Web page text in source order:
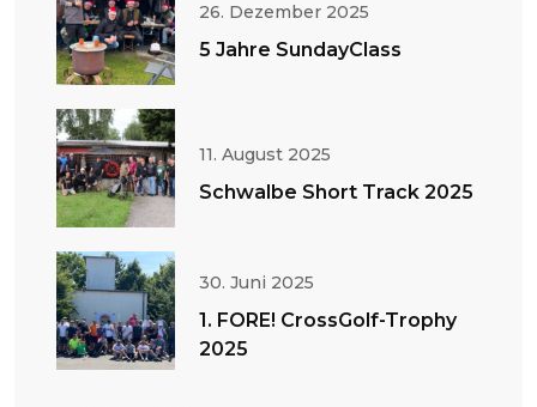
26. Dezember 2025
5 Jahre SundayClass
11. August 2025
Schwalbe Short Track 2025
30. Juni 2025
1. FORE! CrossGolf-Trophy
2025